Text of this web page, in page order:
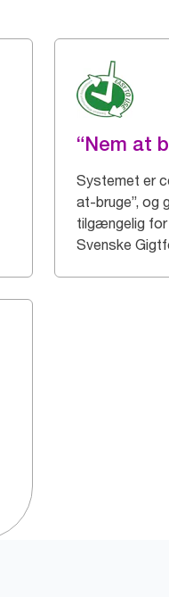
“Nem at
Systemet er
at-bruge”, og
tilgængelig for
Svenske